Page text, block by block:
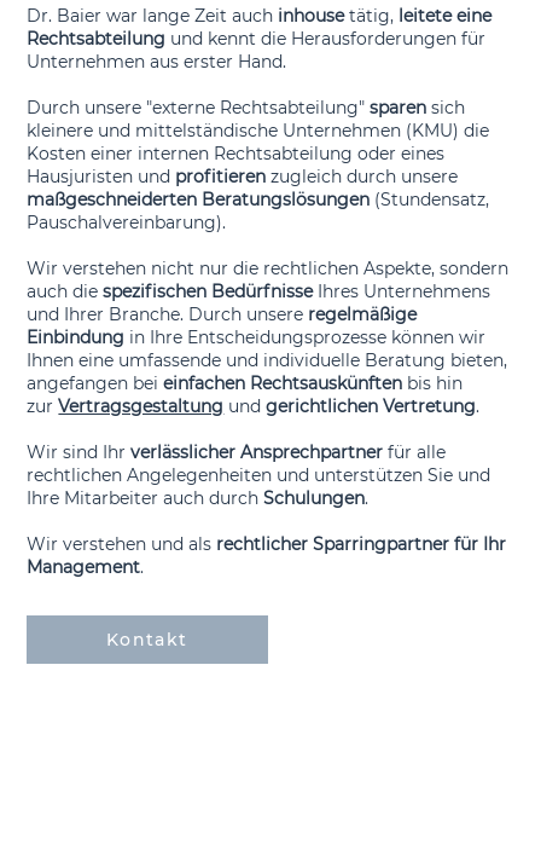
Dr. Baier war lange Zeit auch inhousetätig, leitete eine
Rechtsabteilung und kennt die Herausforderungen für
Unternehmen aus erster Hand.
Durch unsere "externe Rechtsabteilung"sparen sich
kleinere und mittelständische Unternehmen (KMU) die
Kosten einer internen Rechtsabteilung oder eines
Hausjuristen und profitieren zugleich durch unsere
maßgeschneiderten Beratungslösungen (Stundensatz,
Pauschalvereinbarung).
Wir verstehen nicht nur die rechtlichen Aspekte, sondern
auch diespezifischen BedürfnisseIhres Unternehmens
und Ihrer Branche. Durch unsere regelmäßige
Einbindung in Ihre Entscheidungsprozesse können wir
Ihnen eine umfassende und individuelle Beratung bieten,
angefangen beieinfachen Rechtsauskünften bis hin
zurVertragsgestaltung undgerichtlichen Vertretung.
Wir sind Ihrverlässlicher Ansprechpartner für alle
rechtlichen Angelegenheiten und unterstützen Sie und
Ihre Mitarbeiter auch durchSchulungen.
Wir verstehen und als rechtlicher Sparringpartner für Ihr
Management.
Kontakt